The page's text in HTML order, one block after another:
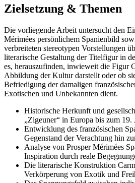
Zielsetzung & Themen
Die vorliegende Arbeit untersucht den
Mérimées persönlichem Spanienbild
verbreiteten stereotypen Vorstellungen
literarische Gestaltung der Titelfigur in
es, herauszufinden, inwieweit die Figur
Abbildung der Kultur darstellt oder ob
Befriedigung der damaligen
Exotischen und Unbekannten dient.
Historische Herkunft und
„Zigeuner“ in Europa bis zum 19.
Entwicklung des französischen
Gegenstand der Verachtung hin
Analyse von Prosper Mérimées
Inspiration durch reale
Die literarische Konstruktion
Verkörperung von Exotik und